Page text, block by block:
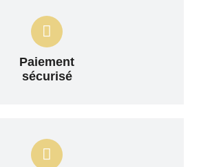
Paiement
sécurisé